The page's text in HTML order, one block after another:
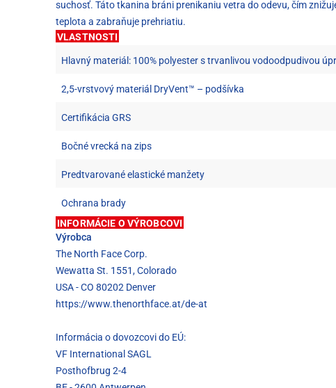
suchosť. Táto tkanina bráni prenikaniu vetra do odevu, čím
teplota a zabraňuje prehriatiu.
VLASTNOSTI
Hlavný materiál: 100% polyester s trvanlivou vodoodpudivou
2,5-vrstvový materiál DryVent™ – podšívka
Certifikácia GRS
Bočné vrecká na zips
Predtvarované elastické manžety
Ochrana brady
INFORMÁCIE O VÝROBCOVI
Výrobca
The North Face Corp.
Wewatta St. 1551, Colorado
USA - CO 80202 Denver
https://www.thenorthface.at/de-at
Informácia o dovozcovi do EÚ:
VF International SAGL
Posthofbrug 2-4